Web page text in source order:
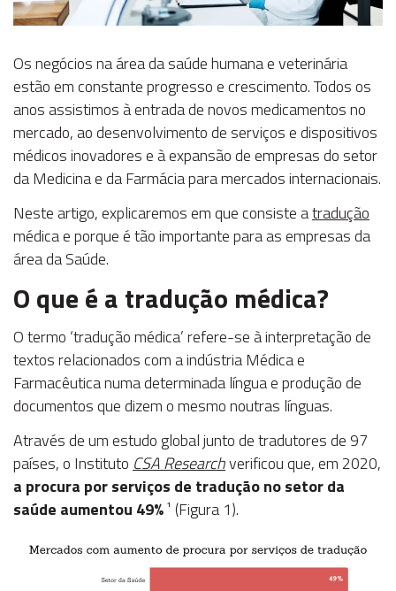
Os negócios na área da saúde humana e veterinária
estão em constante progresso e crescimento. Todos os
anos assistimos à entrada de novos medicamentos no
mercado, ao desenvolvimento de serviços e dispositivos
médicos inovadores e à expansão de empresas do setor
da Medicina e da Farmácia para mercados internacionais.
Neste artigo, explicaremos em que consiste atradução
médica e porque é tão importante para as empresas da
área da Saúde.
O que é a tradução médica?
O termo ‘tradução médica’ refere-se à interpretação de
textos relacionados com a indústria Médica e
Farmacêutica numa determinada língua e produção de
documentos que dizem o mesmo noutras línguas.
Através de um estudo global junto de tradutores de 97
países, o Instituto CSA Researchverificou que, em 2020,
a procura por serviços de tradução no setor da
saúde aumentou 49%¹ (Figura 1).